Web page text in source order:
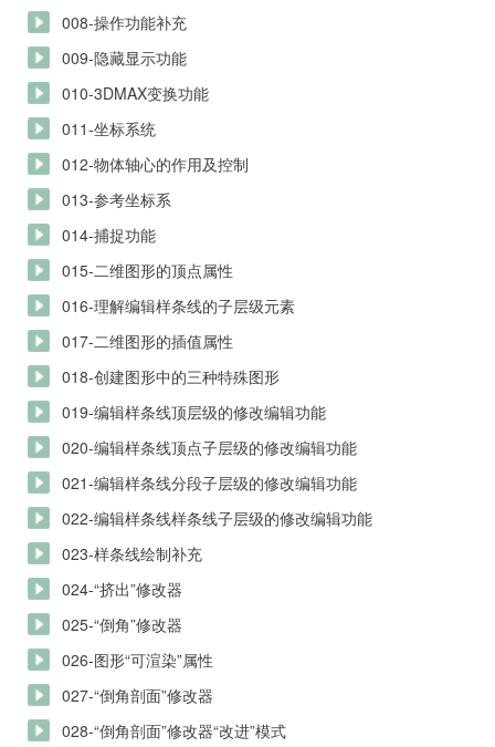
008-操作功能补充
009-隐藏显示功能
010-3DMAX变换功能
011-坐标系统
012-物体轴心的作用及控制
013-参考坐标系
014-捕捉功能
015-二维图形的顶点属性
016-理解编辑样条线的子层级元素
017-二维图形的插值属性
018-创建图形中的三种特殊图形
019-编辑样条线顶层级的修改编辑功能
020-编辑样条线顶点子层级的修改编辑功能
021-编辑样条线分段子层级的修改编辑功能
022-编辑样条线样条线子层级的修改编辑功能
023-样条线绘制补充
024-“挤出”修改器
025-“倒角”修改器
026-图形“可渲染”属性
027-“倒角剖面”修改器
028-“倒角剖面”修改器“改进”模式